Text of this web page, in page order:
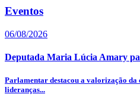
Eventos
06/08/2026
Deputada Maria Lúcia Amary
Parlamentar destacou a valorização
lideranças...